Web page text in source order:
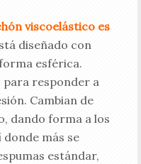
viscoelástico es
diseñado con
esférica.
para responder a
Cambian de
dando forma a los
más se
estándar,